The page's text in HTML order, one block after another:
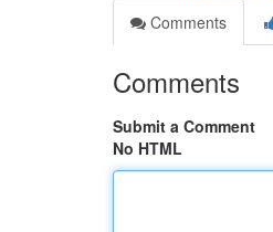
Comments
Comments
Submit a Comment
No HTML